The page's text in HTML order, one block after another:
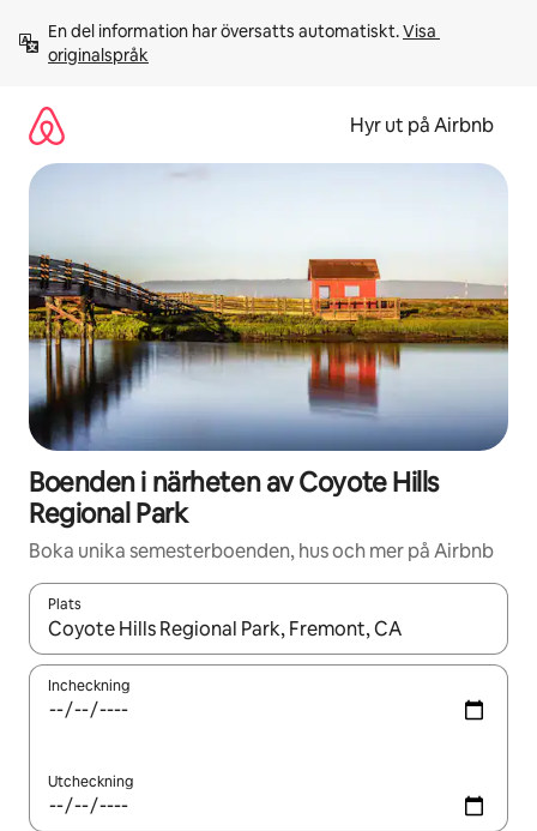
innehåll
En del information har översatts automatiskt. Visa
originalspråk
Hyr ut på Airbnb
Boenden i närheten av Coyote Hills
Regional Park
Boka unika semesterboenden, hus och mer på Airbnb
Plats
När resultaten är tillgängliga kan du navigera med upp- och
Incheckning
Utcheckning